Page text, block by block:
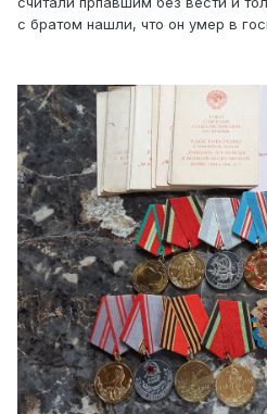
с братом нашли, что он умер в